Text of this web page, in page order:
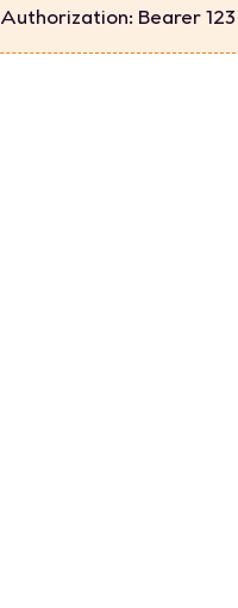
Authorization: Bearer 123